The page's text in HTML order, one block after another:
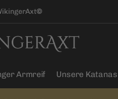
©
Armreif Unsere Katanas